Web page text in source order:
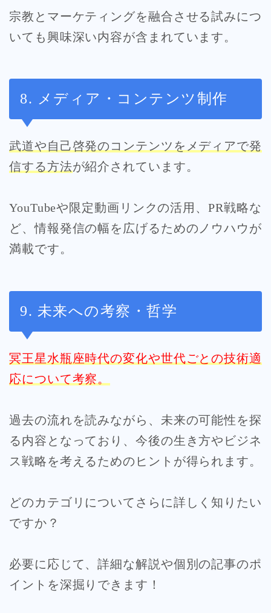
宗教とマーケティングを融合させる試みにつ
いても興味深い内容が含まれています。
8. メディア・コンテンツ制作
武道や自己啓発のコンテンツをメディアで発
信する方法が紹介されています。
YouTubeや限定動画リンクの活用、PR戦略な
ど、情報発信の幅を広げるためのノウハウが
満載です。
9. 未来への考察・哲学
冥王星水瓶座時代の変化や世代ごとの技術適
応について考察。
過去の流れを読みながら、未来の可能性を探
る内容となっており、今後の生き方やビジネ
ス戦略を考えるためのヒントが得られます。
どのカテゴリについてさらに詳しく知りたい
ですか？
必要に応じて、詳細な解説や個別の記事のポ
イントを深掘りできます！